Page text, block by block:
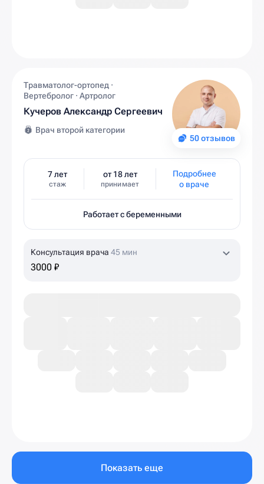
50 отзывов
Травматолог-ортопед ·
Вертебролог · Артролог
Кучеров Александр Сергеевич
Врач второй категории
7 лет
стаж
от 18 лет
принимает
Подробнее
о враче
Работает с беременными
Консультация врача 45 мин
3000 ₽
Показать еще